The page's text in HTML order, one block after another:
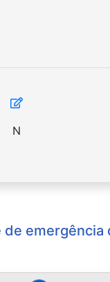
N
emergência